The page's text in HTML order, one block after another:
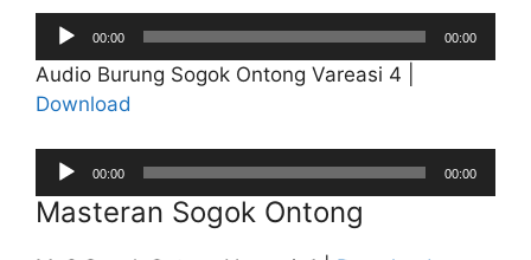
Audio
Player
00:00 00:00
Audio Burung Sogok Ontong Vareasi 4 |
Download
Audio
Player
00:00 00:00
Masteran Sogok Ontong